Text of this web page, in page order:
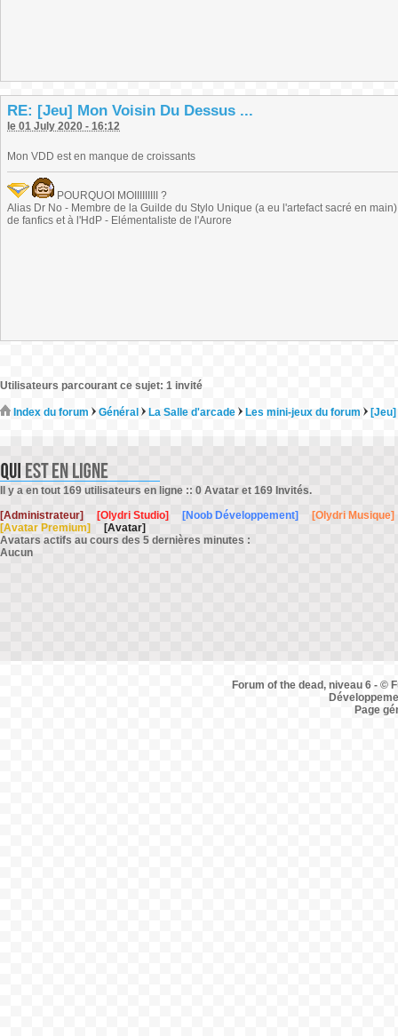
RE: [Jeu] Mon Voisin Du Dessus ...
le 01 July 2020 - 16:12
Mon VDD est en manque de croissants
POURQUOI MOIIIIIIIII ?
Alias Dr No - Membre de la Guilde du Stylo Unique (a eu l'artefact sacré en
de fanfics et à l'HdP - Elémentaliste de l'Aurore
Utilisateurs parcourant ce sujet: 1 invité
Index du forum Général La Salle d'arcade Les mini-jeux du forum
Il y a en tout 169 utilisateurs en ligne :: 0 Avatar et 169 Invités.
[Administrateur]
[Olydri Studio] [Noob Développement]
[Olydri Musique]
[Avatar Premium]
[Avatar]
Avatars actifs au cours des 5 dernières minutes :
Aucun
Forum of the dead, niveau 6 - ©
Page